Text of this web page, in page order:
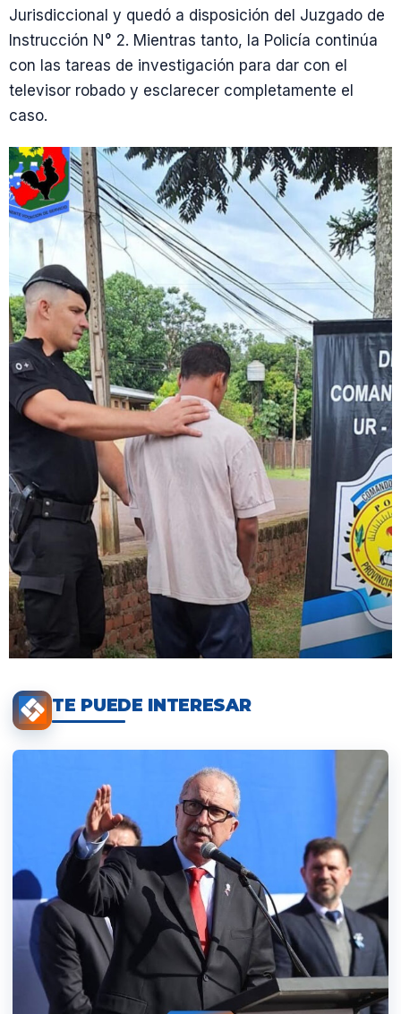
Jurisdiccional y quedó a disposición del Juzgado de
Instrucción N° 2. Mientras tanto, la Policía continúa
con las tareas de investigación para dar con el
televisor robado y esclarecer completamente el
caso.
TE PUEDE INTERESAR